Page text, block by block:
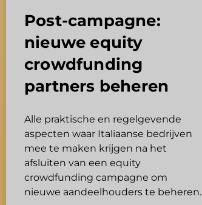
Post-campagne:
nieuwe equity
crowdfunding
partners beheren
Alle praktische en regelgevende
aspecten waar Italiaanse bedrijven
mee te maken krijgen na het
afsluiten van een equity
crowdfunding campagne om
nieuwe aandeelhouders te beheren.